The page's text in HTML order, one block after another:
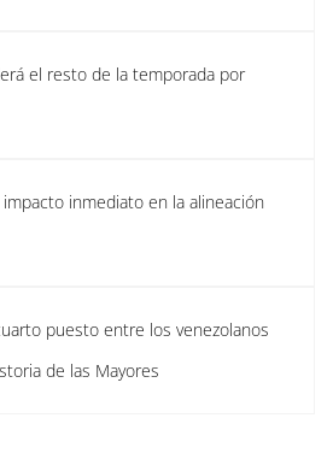
el resto de la temporada por
inmediato en la alineación
puesto entre los venezolanos
de las Mayores